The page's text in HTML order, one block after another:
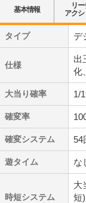
基本情報
リー
アクシ
タイプ デ
仕様
出
化
大当り確率 1/
確変率
確変システム 54
遊タイム な
時短システム
大
短